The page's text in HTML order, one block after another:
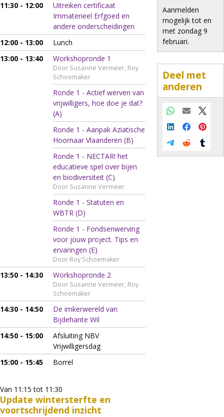
11:30 - 12:00
Uitreiken certificaat
Immaterieel Erfgoed en
andere onderscheidingen
12:00 - 13:00
Lunch
13:00 - 13:40
Workshopronde 1
Door Susanne Vermeer, Roy
Schoemaker
Ronde 1 - Actief werven van
vrijwilligers, hoe doe je dat?
(A)
Ronde 1 - Aanpak Aziatische
Hoornaar Vlaanderen (B)
Ronde 1 - NECTAR! het
educatieve spel over bijen
en biodiversiteit (C)
Door Susanne Vermeer
Ronde 1 - Statuten en
WBTR (D)
Ronde 1 - Fondsenwerving
voor jouw project. Tips en
ervaringen (E)
Door Roy Schoemaker
13:50 - 14:30 Workshopronde 2
Door Susanne Vermeer, Roy
Schoemaker
14:30 - 14:50
De imkerwereld van
Bijdehante Wil
14:50 - 15:00
Afsluiting NBV
Vrijwilligersdag
15:00 - 15:45
Borrel
Van 11:15 tot 11:30
Update wintersterfte en
voortschrijdend inzicht
Aanmelden
mogelijk tot en
met zondag 9
februari.
Deel met
anderen
Whatsapp
E-mail
X
LinkedInFacebook
Telegram
Reddit